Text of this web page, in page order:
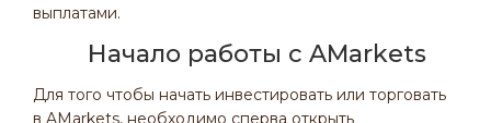
выплатами.
Начало работы с AMarkets
Для того чтобы начать инвестировать или торговать
в AMarkets, необходимо сперва открыть